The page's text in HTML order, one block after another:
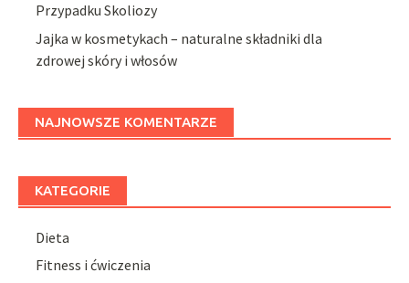
Przypadku Skoliozy
Jajka w kosmetykach – naturalne składniki dla
zdrowej skóry i włosów
NAJNOWSZE KOMENTARZE
KATEGORIE
Dieta
Fitness i ćwiczenia